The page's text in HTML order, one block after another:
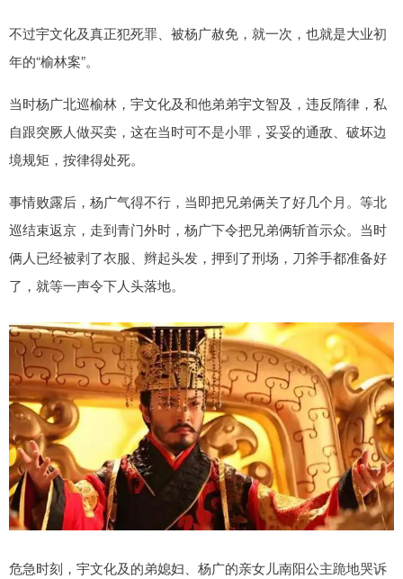
不过宇文化及真正犯死罪、被杨广赦免，就一次，也就是大业初
年的“榆林案”。
当时杨广北巡榆林，宇文化及和他弟弟宇文智及，违反隋律，私
自跟突厥人做买卖，这在当时可不是小罪，妥妥的通敌、破坏边
境规矩，按律得处死。
事情败露后，杨广气得不行，当即把兄弟俩关了好几个月。等北
巡结束返京，走到青门外时，杨广下令把兄弟俩斩首示众。当时
俩人已经被剥了衣服、辫起头发，押到了刑场，刀斧手都准备好
了，就等一声令下人头落地。
危急时刻，宇文化及的弟媳妇、杨广的亲女儿南阳公主跪地哭诉